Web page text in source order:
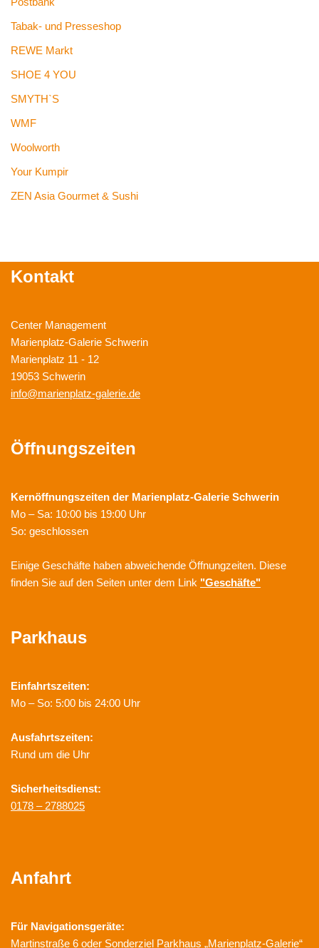
Tabak- und Presseshop
REWE Markt
SHOE 4 YOU
SMYTH`S
WMF
Woolworth
Your Kumpir
ZEN Asia Gourmet & Sushi
Kontakt
Center Management
Marienplatz-Galerie Schwerin
Marienplatz 11 - 12
19053 Schwerin
info@marienplatz-galerie.de
Öffnungszeiten
Kernöffnungszeiten der Marienplatz-Galerie Schwerin
Mo – Sa: 10:00 bis 19:00 Uhr
So: geschlossen
Einige Geschäfte haben abweichende Öffnungzeiten. Diese
finden Sie auf den Seiten unter dem Link "Geschäfte"
Parkhaus
Einfahrtszeiten:
Mo – So: 5:00 bis 24:00 Uhr
Ausfahrtszeiten:
Rund um die Uhr
Sicherheitsdienst:
0178 – 2788025
Anfahrt
Für Navigationsgeräte:
Martinstraße 6 oder Sonderziel Parkhaus „Marienplatz-Galerie“